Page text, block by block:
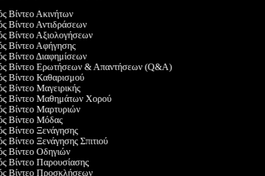
Βίντεο Ακινήτων
Βίντεο Αντιδράσεων
Βίντεο Αξιολογήσεων
Βίντεο Αφήγησης
Βίντεο Διαφημίσεων
Βίντεο Ερωτήσεων & Απαντήσεων (Q&A)
Βίντεο Καθαρισμού
Βίντεο Μαγειρικής
Βίντεο Μαθημάτων Χορού
Βίντεο Μαρτυριών
Βίντεο Μόδας
Βίντεο Ξενάγησης
Βίντεο Ξενάγησης Σπιτιού
Βίντεο Οδηγιών
Βίντεο Παρουσίασης
Βίντεο Προσκλήσεων